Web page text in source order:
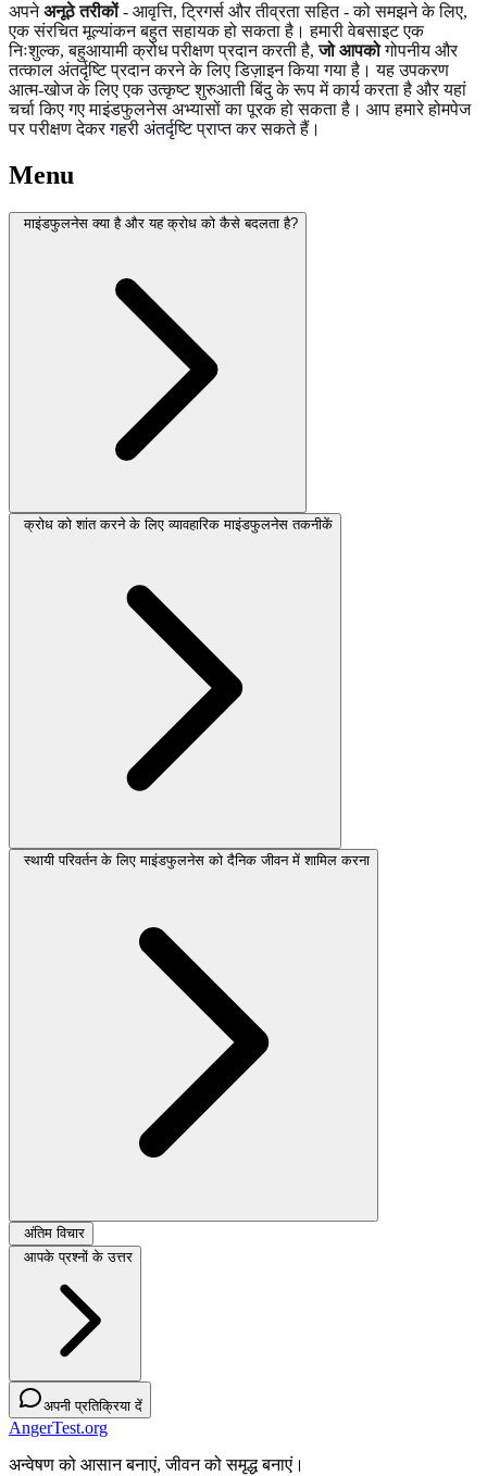
अपनेअनूठे तरीकों- आवृत्ति, ट्रिगर्स और तीव्रता सहित - को समझने के लिए,
एक संरचित मूल्यांकन बहुत सहायक हो सकता है। हमारी वेबसाइट एक
निःशुल्क, बहुआयामी क्रोध परीक्षण प्रदान करती है,जो आपकोगोपनीय और
तत्काल अंतर्दृष्टि प्रदान करने के लिए डिज़ाइन किया गया है। यह उपकरण
आत्म-खोज के लिए एक उत्कृष्ट शुरुआती बिंदु के रूप में कार्य करता है और यहां
चर्चा किए गए माइंडफुलनेस अभ्यासों का पूरक हो सकता है। आप हमारे होमपेज
पर परीक्षण देकरगहरी अंतर्दृष्टि प्राप्त कर सकते हैं ।
Menu
माइंडफुलनेस क्या है और यह क्रोध को कैसे बदलता है?
क्रोध को शांत करने के लिए व्यावहारिक माइंडफुलनेस तकनीकें
स्थायी परिवर्तन के लिए माइंडफुलनेस को दैनिक जीवन में शामिल करना
अंतिम विचार
आपके प्रश्नों के उत्तर
अपनी प्रतिक्रिया दें
AngerTest.org
अन्वेषण को आसान बनाएं, जीवन को समृद्ध बनाएं।